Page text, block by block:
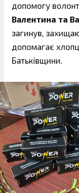
допомогу
Валентина та
загинув,
допомагає
Батьківщини.